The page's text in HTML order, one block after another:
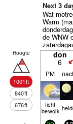
Next 3
Wat
Warm
de WNW
Hoogte
1001ft
840ft
676ft
don
6
PM
licht
bewolkt